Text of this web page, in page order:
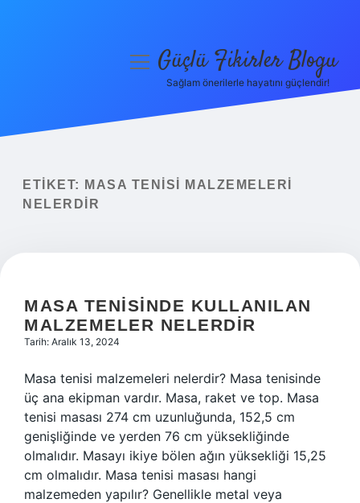
Yasal Uyarı
menüyüGüçlü Fikirler Blogu
Sağlam önerilerle hayatını güçlendir!
ETIKET:
MASA TENISI MALZEMELERI
NELERDIR
MASA TENISINDE KULLANILAN
MALZEMELER NELERDIR
Tarih: Aralık 13, 2024
Masa tenisi malzemeleri nelerdir? Masa tenisinde
üç ana ekipman vardır. Masa, raket ve top. Masa
tenisi masası 274 cm uzunluğunda, 152,5 cm
genişliğinde ve yerden 76 cm yüksekliğinde
olmalıdır. Masayı ikiye bölen ağın yüksekliği 15,25
cm olmalıdır. Masa tenisi masası hangi
malzemeden yapılır? Genellikle metal veya